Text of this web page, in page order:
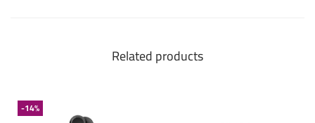
Related products
-14%